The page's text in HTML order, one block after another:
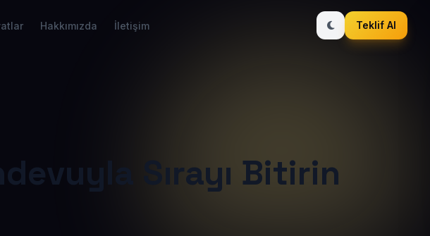
Hakkımızda İletişim Teklif Al
Sırayı Bitirin